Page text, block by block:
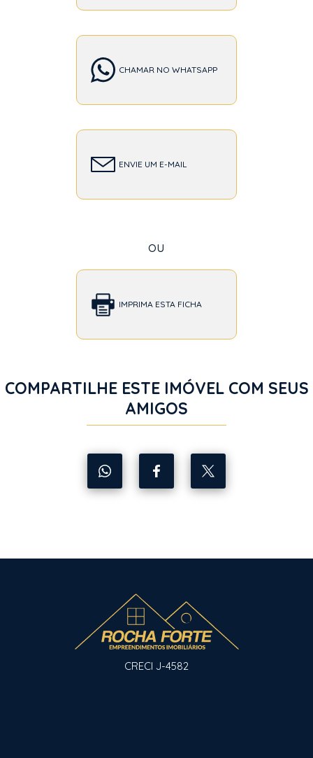
CHAMAR NO WHATSAPP
ENVIE UM E-MAIL
ou
IMPRIMA ESTA FICHA
COMPARTILHE ESTE IMÓVEL COM SEUS
AMIGOS
CRECI J-4582